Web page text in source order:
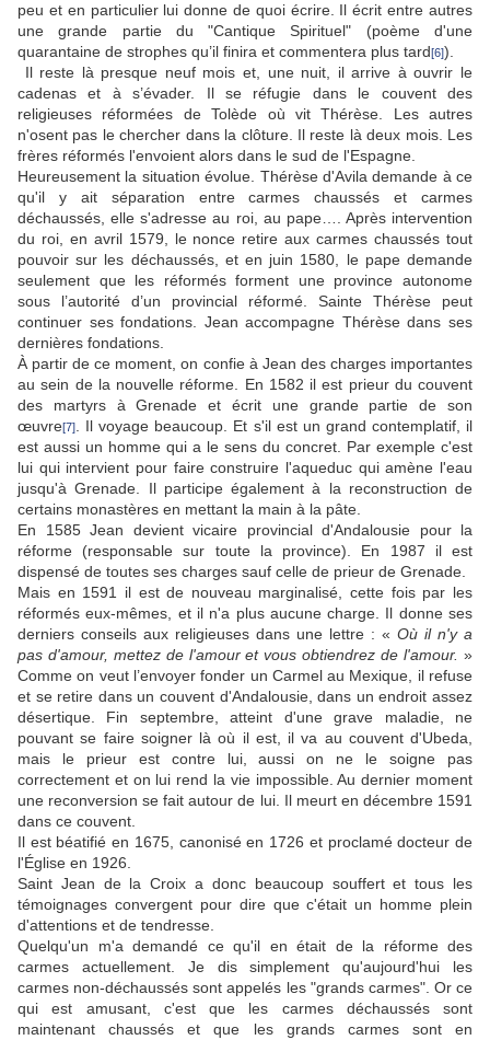
peu et en particulier lui donne de quoi écrire. Il écrit entre autres
une grande partie du "Cantique Spirituel" (poème d'une
quarantaine de strophes qu’il finira et commentera plus tard[6]).
Il reste là presque neuf mois et, une nuit, il arrive à ouvrir le
cadenas et à s’évader. Il se réfugie dans le couvent des
religieuses réformées de Tolède où vit Thérèse. Les autres
n'osent pas le chercher dans la clôture. Il reste là deux mois. Les
frères réformés l'envoient alors dans le sud de l'Espagne.
Heureusement la situation évolue. Thérèse d'Avila demande à ce
qu'il y ait séparation entre carmes chaussés et carmes
déchaussés, elle s'adresse au roi, au pape…. Après intervention
du roi, en avril 1579, le nonce retire aux carmes chaussés tout
pouvoir sur les déchaussés, et en juin 1580, le pape demande
seulement que les réformés forment une province autonome
sous l’autorité d’un provincial réformé. Sainte Thérèse peut
continuer ses fondations. Jean accompagne Thérèse dans ses
dernières fondations.
À partir de ce moment, on confie à Jean des charges importantes
au sein de la nouvelle réforme. En 1582 il est prieur du couvent
des martyrs à Grenade et écrit une grande partie de son
œuvre[7]
. Il voyage beaucoup. Et s'il est un grand contemplatif, il
est aussi un homme qui a le sens du concret. Par exemple c'est
lui qui intervient pour faire construire l'aqueduc qui amène l'eau
jusqu'à Grenade. Il participe également à la reconstruction de
certains monastères en mettant la main à la pâte.
En 1585 Jean devient vicaire provincial d'Andalousie pour la
réforme (responsable sur toute la province). En 1987 il est
dispensé de toutes ses charges sauf celle de prieur de Grenade.
Mais en 1591 il est de nouveau marginalisé, cette fois par les
réformés eux-mêmes, et il n'a plus aucune charge. Il donne ses
derniers conseils aux religieuses dans une lettre : « Où il n'y a
pas d'amour, mettez de l'amour et vous obtiendrez de l'amour. »
Comme on veut l’envoyer fonder un Carmel au Mexique, il refuse
et se retire dans un couvent d'Andalousie, dans un endroit assez
désertique. Fin septembre, atteint d'une grave maladie, ne
pouvant se faire soigner là où il est, il va au couvent d'Ubeda,
mais le prieur est contre lui, aussi on ne le soigne pas
correctement et on lui rend la vie impossible. Au dernier moment
une reconversion se fait autour de lui. Il meurt en décembre 1591
dans ce couvent.
Il est béatifié en 1675, canonisé en 1726 et proclamé docteur de
l'Église en 1926.
Saint Jean de la Croix a donc beaucoup souffert et tous les
témoignages convergent pour dire que c'était un homme plein
d'attentions et de tendresse.
Quelqu'un m'a demandé ce qu'il en était de la réforme des
carmes actuellement. Je dis simplement qu'aujourd'hui les
carmes non-déchaussés sont appelés les "grands carmes". Or ce
qui est amusant, c'est que les carmes déchaussés sont
maintenant chaussés et que les grands carmes sont en